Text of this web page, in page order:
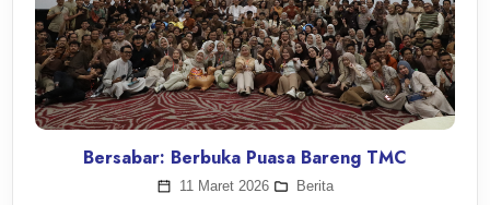
Bersabar: Berbuka Puasa Bareng TMC
11 Maret 2026
Berita